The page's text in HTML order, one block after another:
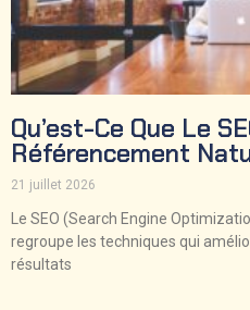
Qu’est-Ce Que Le
Référencement
21 juillet 2026
Le SEO (Search Engine
regroupe les techniques qui
résultats